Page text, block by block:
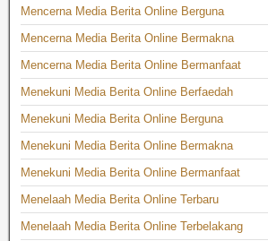
Mencerna Media Berita Online Berguna
Mencerna Media Berita Online Bermakna
Mencerna Media Berita Online Bermanfaat
Menekuni Media Berita Online Berfaedah
Menekuni Media Berita Online Berguna
Menekuni Media Berita Online Bermakna
Menekuni Media Berita Online Bermanfaat
Menelaah Media Berita Online Terbaru
Menelaah Media Berita Online Terbelakang